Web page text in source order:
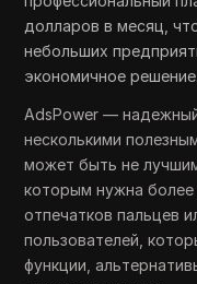
долларов в месяц,
небольших
экономичное решение.
AdsPower —
несколькими
может быть не
которым нужна более
отпечатков пальцев
пользователей,
функции,